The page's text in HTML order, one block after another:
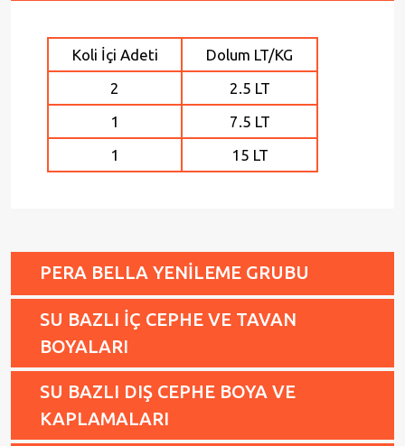
PERA BELLA YENİLEME GRUBU
SU BAZLI İÇ CEPHE VE TAVAN
BOYALARI
SU BAZLI DIŞ CEPHE BOYA VE
KAPLAMALARI
Koli İçi Adeti
Dolum LT/KG
2
2.5 LT
1
7.5 LT
1
15 LT